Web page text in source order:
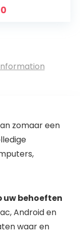
code by
zomaar een
uw behoeften
Android en
waar en